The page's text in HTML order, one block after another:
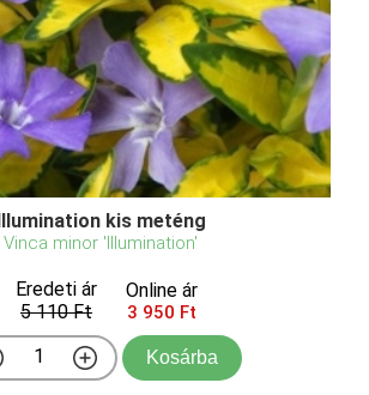
kis meténg
Vinca minor 'Illumination'
Eredeti ár
5 110 Ft
Online ár
3 950 Ft
Kosárba